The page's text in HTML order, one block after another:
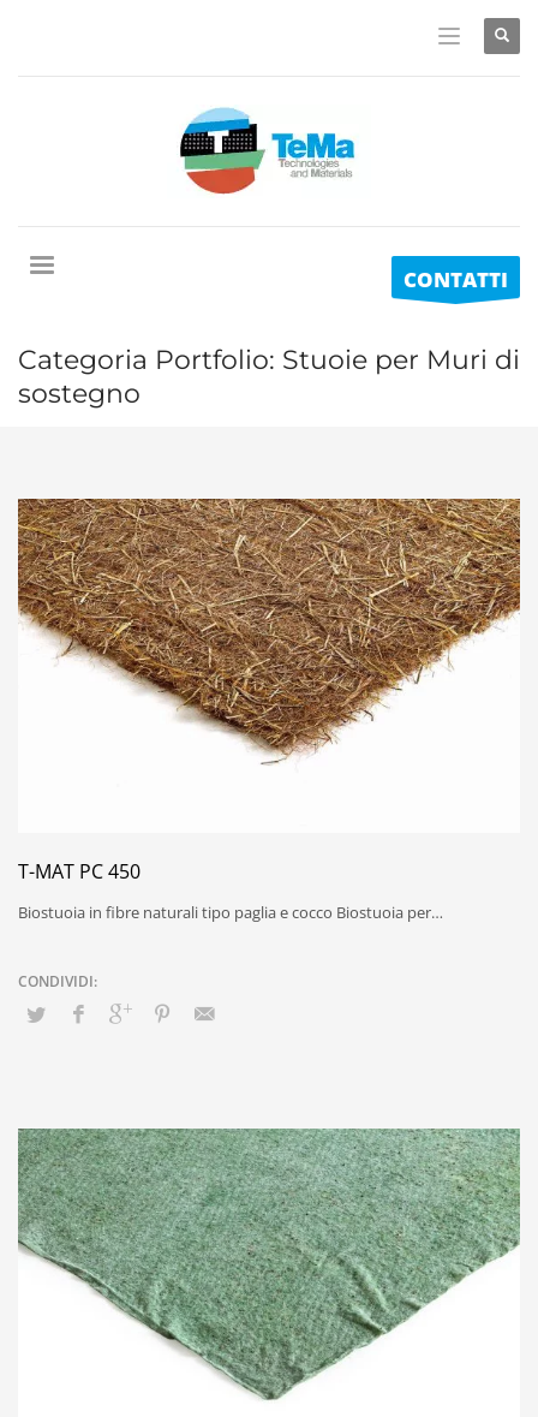
CONTATTI
Categoria Portfolio: Stuoie per Muri di
sostegno
T-MAT PC 450
Biostuoia in fibre naturali tipo paglia e cocco Biostuoia per…